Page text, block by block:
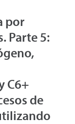
por
Parte 5:
C6+
de